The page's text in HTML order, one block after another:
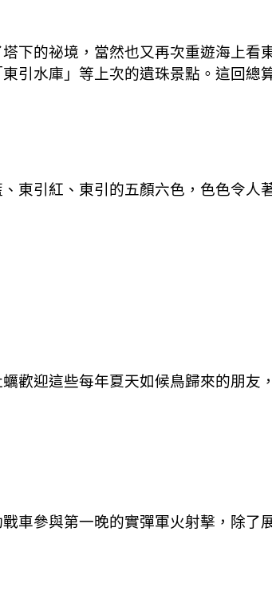
下的祕境，當然也又再次重遊海上
引水庫」等上次的遺珠景點。這回總
東引紅、東引的五顏六色，色色令
歡迎這些每年夏天如候鳥歸來的朋友
車參與第一晚的實彈軍火射擊，除